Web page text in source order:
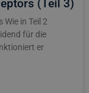
(Teil 3)
in Teil 2
für die
er